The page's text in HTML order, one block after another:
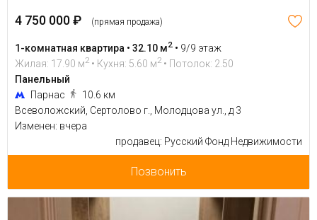
4 750 000 ₽ (прямая продажа)
1-комнатная квартира • 32.10 м2 • 9/9 этаж
Жилая: 17.90 м2 • Кухня: 5.60 м2 • Потолок: 2.50
Панельный
Парнас
10.6 км
Всеволожский, Сертолово г., Молодцова ул., д 3
Изменен: вчера
продавец: Русский Фонд Недвижимости
Позвонить